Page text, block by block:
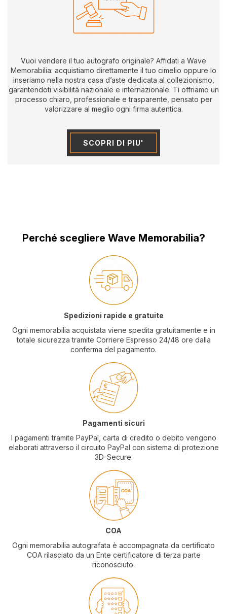
Vuoi vendere il tuo autografo originale? Affidati a Wave
Memorabilia: acquistiamo direttamente il tuo cimelio oppure lo
inseriamo nella nostra casa d’aste dedicata al collezionismo,
garantendoti visibilità nazionale e internazionale. Ti offriamo un
processo chiaro, professionale e trasparente, pensato per
valorizzare al meglio ogni firma autentica.
SCOPRI DI PIU'
Perché scegliere Wave Memorabilia?
Spedizioni rapide e gratuite
Ogni memorabilia acquistata viene spedita gratuitamente e in
totale sicurezza tramite Corriere Espresso 24/48 ore dalla
conferma del pagamento.
Pagamenti sicuri
I pagamenti tramite PayPal, carta di credito o debito vengono
elaborati attraverso il circuito PayPal con sistema di protezione
3D-Secure.
COA
Ogni memorabilia autografata è accompagnata da certificato
COA rilasciato da un Ente certificatore di terza parte
riconosciuto.